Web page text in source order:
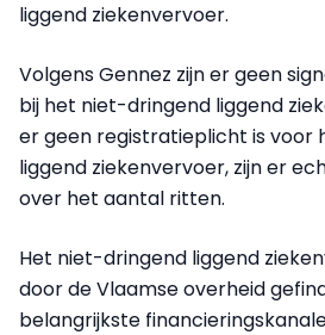
liggend ziekenvervoer.
Volgens Gennez zijn er geen
bij het niet-dringend liggend
er geen registratieplicht is voor
liggend ziekenvervoer, zijn er
over het aantal ritten.
Het niet-dringend liggend
door de Vlaamse overheid
belangrijkste